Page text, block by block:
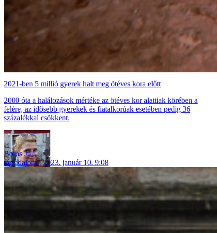
2021-ben 5 millió gyerek halt meg ötéves kora előtt
2000 óta a halálozások mértéke az ötéves kor alattiak körében a
felére, az idősebb gyerekek és fiatalkorúak esetében pedig 36
százalékkal csökkent.
Boros Juli
társadalom
2023. január 10. 9:08